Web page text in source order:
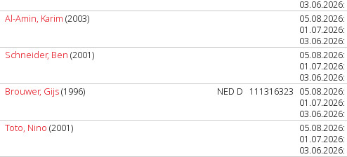
03.06.2026:
Al-Amin, Karim (2003)
05.08.2026:
01.07.2026:
03.06.2026:
Schneider, Ben (2001)
05.08.2026:
01.07.2026:
03.06.2026:
Brouwer, Gijs(1996) NED D 111316323 05.08.2026:
01.07.2026:
03.06.2026:
Toto, Nino (2001)
05.08.2026:
01.07.2026:
03.06.2026: